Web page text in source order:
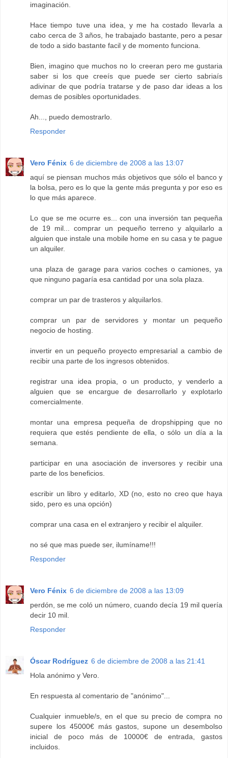
imaginación.
Hace tiempo tuve una idea, y me ha costado llevarla a
cabo cerca de 3 años, he trabajado bastante, pero a pesar
de todo a sido bastante facil y de momento funciona.
Bien, imagino que muchos no lo creeran pero me gustaria
saber si los que creeís que puede ser cierto sabriaís
adivinar de que podría tratarse y de paso dar ideas a los
demas de posibles oportunidades.
Ah..., puedo demostrarlo.
Responder
Vero Fénix 6 de diciembre de 2008 a las 13:07
aquí se piensan muchos más objetivos que sólo el banco y
la bolsa, pero es lo que la gente más pregunta y por eso es
lo que más aparece.
Lo que se me ocurre es... con una inversión tan pequeña
de 19 mil... comprar un pequeño terreno y alquilarlo a
alguien que instale una mobile home en su casa y te pague
un alquiler.
una plaza de garage para varios coches o camiones, ya
que ninguno pagaría esa cantidad por una sola plaza.
comprar un par de trasteros y alquilarlos.
comprar un par de servidores y montar un pequeño
negocio de hosting.
invertir en un pequeño proyecto empresarial a cambio de
recibir una parte de los ingresos obtenidos.
registrar una idea propia, o un producto, y venderlo a
alguien que se encargue de desarrollarlo y explotarlo
comercialmente.
montar una empresa pequeña de dropshipping que no
requiera que estés pendiente de ella, o sólo un día a la
semana.
participar en una asociación de inversores y recibir una
parte de los beneficios.
escribir un libro y editarlo, XD (no, esto no creo que haya
sido, pero es una opción)
comprar una casa en el extranjero y recibir el alquiler.
no sé que mas puede ser, ilumíname!!!
Responder
Vero Fénix 6 de diciembre de 2008 a las 13:09
perdón, se me coló un número, cuando decía 19 mil quería
decir 10 mil.
Responder
Óscar Rodríguez 6 de diciembre de 2008 a las 21:41
Hola anónimo y Vero.
En respuesta al comentario de "anónimo"...
Cualquier inmueble/s, en el que su precio de compra no
supere los 45000€ más gastos, supone un desembolso
inicial de poco más de 10000€ de entrada, gastos
incluidos.